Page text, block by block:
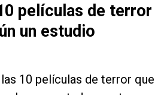
películas de terror
un estudio
10 películas de terror que